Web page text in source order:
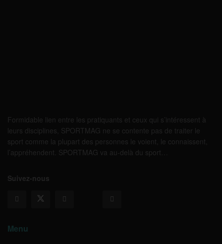
Formidable lien entre les pratiquants et ceux qui s’intéressent à
leurs disciplines, SPORTMAG ne se contente pas de traiter le
sport comme la plupart des personnes le voient, le connaissent,
l’appréhendent. SPORTMAG va au-delà du sport…
Suivez-nous
Menu